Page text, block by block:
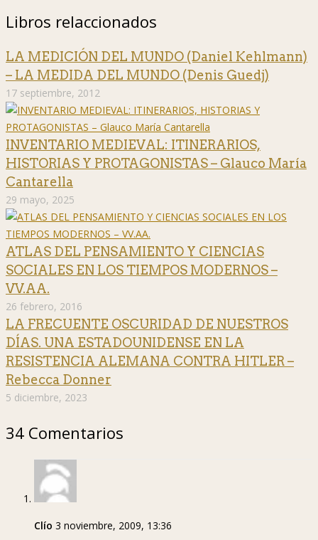
Libros relaccionados
LA MEDICIÓN DEL MUNDO (Daniel Kehlmann)
– LA MEDIDA DEL MUNDO (Denis Guedj)
17 septiembre, 2012
INVENTARIO MEDIEVAL: ITINERARIOS,
HISTORIAS Y PROTAGONISTAS – Glauco María
Cantarella
29 mayo, 2025
ATLAS DEL PENSAMIENTO Y CIENCIAS
SOCIALES EN LOS TIEMPOS MODERNOS –
VV.AA.
26 febrero, 2016
LA FRECUENTE OSCURIDAD DE NUESTROS
DÍAS. UNA ESTADOUNIDENSE EN LA
RESISTENCIA ALEMANA CONTRA HITLER –
Rebecca Donner
5 diciembre, 2023
34 Comentarios
Clío 3 noviembre, 2009, 13:36